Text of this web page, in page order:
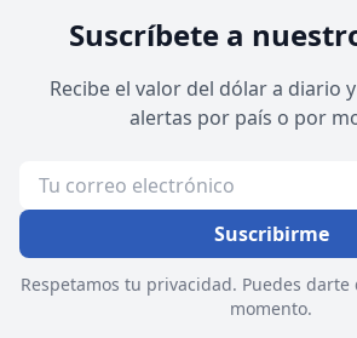
Suscríbete a
Recibe el valor del dólar a diario
alertas por país o por
Suscribirme
Respetamos tu privacidad. Puedes
momento.